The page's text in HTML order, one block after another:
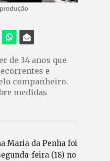
de 34 anos que
e
companheiro.
medidas
Maria da Penha foi
feira (18) no